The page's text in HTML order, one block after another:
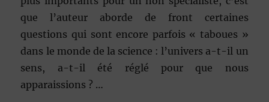
que l’auteur aborde de front certaines
questions qui sont encore parfois « taboues »
dans le monde de la science : l’univers a-t-il un
sens, a-t-il été réglé pour que nous
apparaissions ? …